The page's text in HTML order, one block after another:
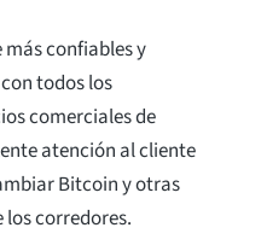
confiables y
todos los
comerciales de
atención al cliente
Bitcoin y otras
corredores.